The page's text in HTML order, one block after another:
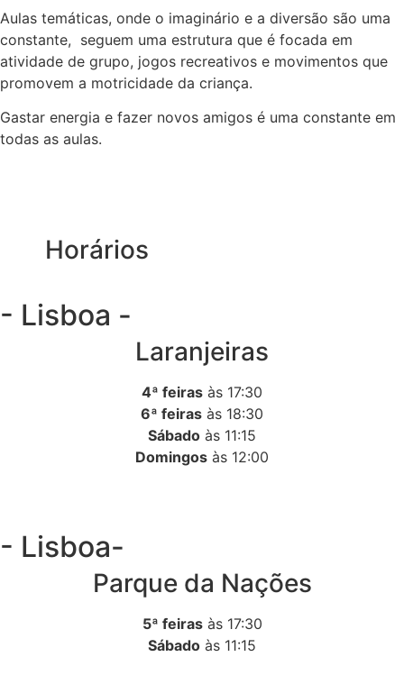
Aulas temáticas, onde o imaginário e a diversão são uma
constante, seguem uma estrutura que é focada em
atividade de grupo, jogos recreativos e movimentos que
promovem a motricidade da criança.
Gastar energia e fazer novos amigos é uma constante em
todas as aulas.
Horários
- Lisboa -
Laranjeiras
4ª feiras às 17:30
6ª feiras às 18:30
Sábado às 11:15
Domingos às 12:00
- Lisboa-
Parque da Nações
5ª feirasàs 17:30
Sábado às 11:15